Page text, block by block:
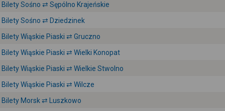
Bilety Sośno ⇄ Sępólno Krajeńskie
Bilety Sośno ⇄ Dziedzinek
Bilety Wiąskie Piaski ⇄ Gruczno
Bilety Wiąskie Piaski ⇄ Wielki Konopat
Bilety Wiąskie Piaski ⇄ Wielkie Stwolno
Bilety Wiąskie Piaski ⇄ Wilcze
Bilety Morsk ⇄ Luszkowo